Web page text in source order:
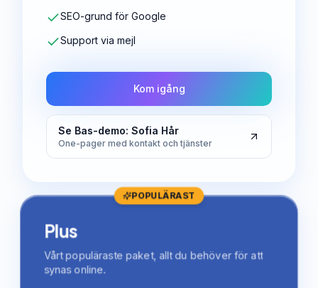
SEO-grund för Google
Support via mejl
Kom igång
Se Bas-demo: Sofia Hår
One-pager med kontakt och tjänster
POPULÄRAST
Plus
Vårt populäraste paket, allt du behöver för att
synas online.